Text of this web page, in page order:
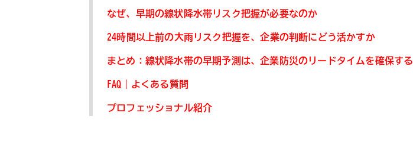
なぜ、早期の線状降水帯リスク把握が必要なのか
24時間以上前の大雨リスク把握を、企業の判断にどう活かすか
まとめ：線状降水帯の早期予測は、企業防災のリードタイムを確保する
FAQ｜よくある質問
プロフェッショナル紹介